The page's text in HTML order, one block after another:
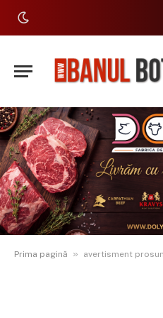
Prima pagină » avertisment